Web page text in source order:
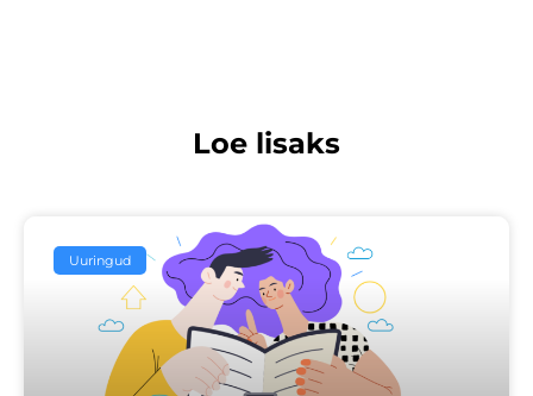
Loe lisaks
Uuringud